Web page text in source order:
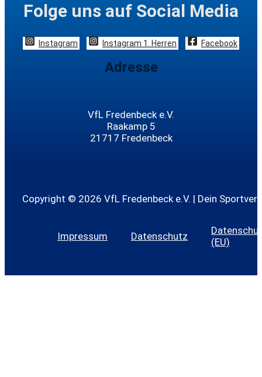
Folge uns auf Social Media
Instagram Instagram 1. Herren Facebook
Adresse
VfL Fredenbeck e.V.
Raakamp 5
21717 Fredenbeck
Copyright © 2026 VfL Fredenbeck e.V. | Dein
Impressum Datenschutz
(EU)